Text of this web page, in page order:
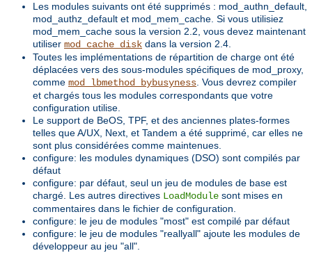
Les modules suivants ont été supprimés : mod_authn_default,
mod_authz_default et mod_mem_cache. Si vous utilisiez
mod_mem_cache sous la version 2.2, vous devez maintenant
utiliser mod_cache_disk dans la version 2.4.
Toutes les implémentations de répartition de charge ont été
déplacées vers des sous-modules spécifiques de mod_proxy,
comme mod_lbmethod_bybusyness . Vous devrez compiler
et chargés tous les modules correspondants que votre
configuration utilise.
Le support de BeOS, TPF, et des anciennes plates-formes
telles que A/UX, Next, et Tandem a été supprimé, car elles ne
sont plus considérées comme maintenues.
configure: les modules dynamiques (DSO) sont compilés par
défaut
configure: par défaut, seul un jeu de modules de base est
chargé. Les autres directives LoadModule sont mises en
commentaires dans le fichier de configuration.
configure: le jeu de modules "most" est compilé par défaut
configure: le jeu de modules "reallyall" ajoute les modules de
développeur au jeu "all".